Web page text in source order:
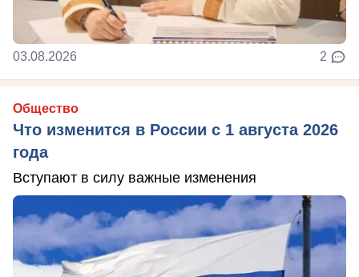
03.08.2026 2
Общество
Что изменится в России с 1 августа 2026
года
Вступают в силу важные изменения